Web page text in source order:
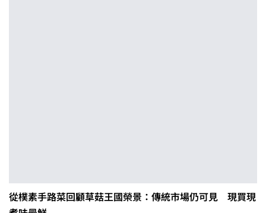
從樸素手路菜回顧草菇王國榮景：傳統市場仍可見 現買現